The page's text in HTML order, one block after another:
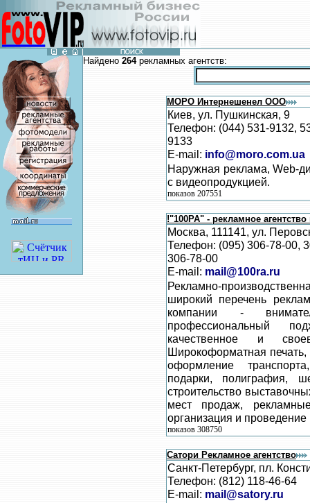
Найдено 264рекламных агентств:
МОРО Интернешенел ООО
Киев, ул. Пушкинская, 9
Телефон: (044) 531-9132,
9133
E-mail: info@moro.com.ua
Наружная реклама, Web-
с видеопродукцией.
показов 207551
!"100РА" - рекламное
Москва, 111141, ул.
Телефон: (095) 306-78-00,
306-78-00
E-mail: mail@100ra.ru
Рекламно-
широкий перечень
компании -
профессиональный
качественное и
Широкоформатная
оформление
подарки, полиграфия,
строительство
мест продаж,
организация и
показов 308750
Сатори Рекламное агентство
Санкт-Петербург, пл.
Телефон: (812) 118-46-64
E-mail: mail@satory.ru